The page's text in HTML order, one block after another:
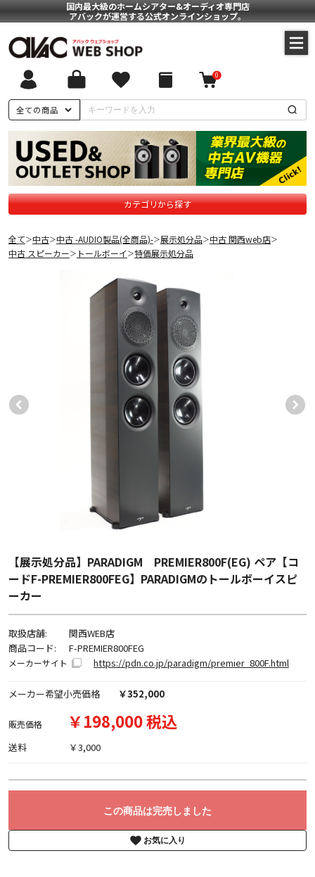
国内最大級のホームシアター&オーディオ専門店
アバックが運営する公式オンラインショップ。
全ての商品
0
カテゴリから探す
全て＞中古＞中古 -AUDIO製品(全商品)-＞展示処分品＞中古 関西web店＞
中古 スピーカー＞ トールボーイ ＞特価展示処分品
【展示処分品】PARADIGM PREMIER800F(EG) ペア【コ
ードF-PREMIER800FEG】PARADIGMのトールボーイスピ
ーカー
取扱店舗:
関西WEB店
商品コード:
F-PREMIER800FEG
メーカーサイト https://pdn.co.jp/paradigm/premier_800F.html
メーカー希望小売価格 ￥352,000
販売価格 ￥198,000 税込
送料 ￥3,000
この商品は完売しました
お気に入り